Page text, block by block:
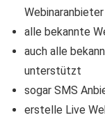
Webinaranbieter
alle bekannte
auch alle
unterstützt
sogar SMS
erstelle Live